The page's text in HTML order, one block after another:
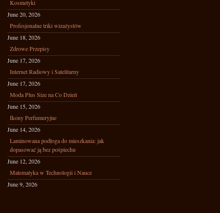
Kosmetyki
June 20, 2026
Profesjonalne triki wizażystów
June 18, 2026
Zdrowe Przepisy
June 17, 2026
Internet Radiowy i Satelitarny
June 17, 2026
Moda Plus Size na Co Dzień
June 15, 2026
Ikony Perfumeryjne
June 14, 2026
Laminowana podłoga do mieszkania: jak
dopasować ją bez pośpiechu
June 12, 2026
Matematyka w Technologii i Nauce
June 9, 2026